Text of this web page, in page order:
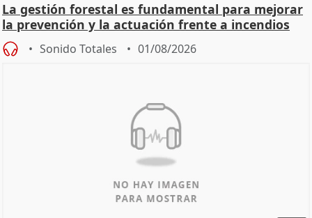
La gestión forestal es fundamental para mejorar
la prevención y la actuación frente a incendios
Sonido Totales 01/08/2026